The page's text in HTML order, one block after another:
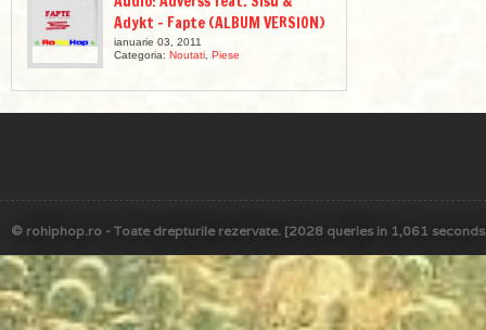
Adykt – Fapte (ALBUM VERSION)
ianuarie 03, 2011
Categoria: Noutati Piese
© rohiphop.ro - Toate drepturile rezervate. [2028 queries in 1,061